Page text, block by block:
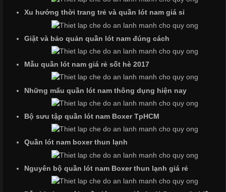
Trong môi trường kinh doanh hiện đại, việc xây dựng hình ảnh
chuyên nghiệp đóng vai trò quan trọng đối với sự phát triển của
doanh nghiệp. Một trong những giải pháp hiệu quả được nhiều
đơn vị lựa chọn hiện nay là sử dụng áo thun đồng phục công ty.
Không chỉ giúp tạo sự đồng bộ, áo thun
Chất Liệu Lycra Có Gì Đặc Biệt Trong Ngành Thời Trang?
Cập nhật 2026-05-27 17:03:46
Vải Lycra Là Gì? Chất Liệu Co Giãn Được Ưa Chuộng Trong
Ngành May Mặc Trong ngành thời trang hiện đại, các loại vải có
khả năng co giãn tốt ngày càng được ưa chuộng nhằm mang lại
Xu hướng thời trang trẻ và quần lót nam giá sỉ
Giặt và bảo quản quần lót nam đúng cách
Mẫu quần lót nam giá rẻ sốt hè 2017
Những mẩu quần lót nam thông dụng hiện nay
Bộ sưu tập quần lót nam Boxer TpHCM
Quần lót nam boxer thun lạnh
Nguyên bộ quần lót nam Boxer thun lạnh giá rẻ